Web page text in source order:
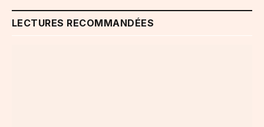
LECTURES RECOMMANDÉES